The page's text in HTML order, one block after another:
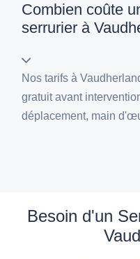
Combien coûte
serrurier à
Nos tarifs à
gratuit avant
déplacement, main
Besoin d'un